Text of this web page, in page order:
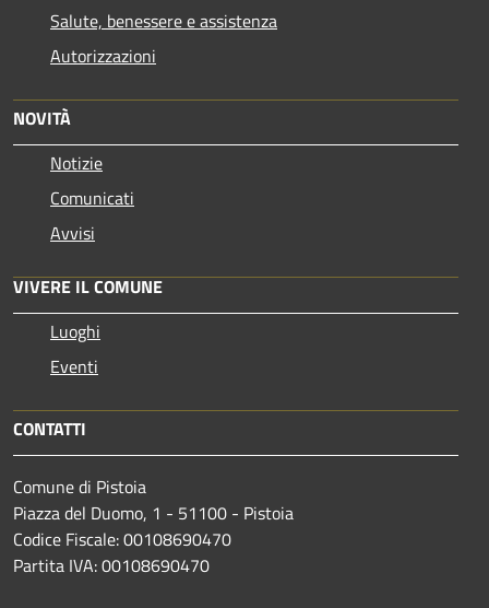
Salute, benessere e assistenza
Autorizzazioni
NOVITÀ
Notizie
Comunicati
Avvisi
VIVERE IL COMUNE
Luoghi
Eventi
CONTATTI
Comune di Pistoia
Piazza del Duomo, 1 - 51100 - Pistoia
Codice Fiscale: 00108690470
Partita IVA: 00108690470